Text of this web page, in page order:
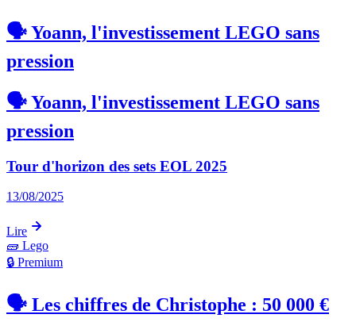
🗣️ Yoann, l'investissement LEGO sans
pression
🗣️ Yoann, l'investissement LEGO sans
pression
Tour d'horizon des sets EOL 2025
13/08/2025
Lire
🧱 Lego
🔒 Premium
🗣️ Les chiffres de Christophe : 50 000 €